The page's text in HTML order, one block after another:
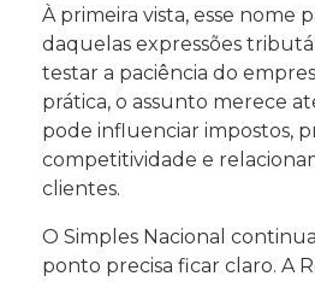
À primeira vista, esse nome
daquelas expressões
testar a paciência do
prática, o assunto merece
pode influenciar impostos,
competitividade e
clientes.
O Simples Nacional
ponto precisa ficar claro. A